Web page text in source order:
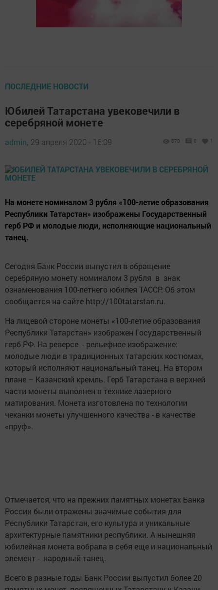
ПОСЛЕДНИЕ НОВОСТИ
Юбилей Татарстана увековечили в
серебряной монете
admin, 29 апреля 2020 - 16:09 870 0 1
На монете номиналом 3 рубля «100-летие образования
Республики Татарстан» изображены Государственный
герб РФ и молодые люди, исполняющие национальный
танец.
Сегодня Банк России выпустил в обращение
серебряную монету номиналом 3 рубля в знак
ознаменования 100-летнего юбилея ТАССР. Об этом
сообщается на сайте http://100tatarstan.ru.
На лицевой стороне монеты «100-летие образования
Республики Татарстан» изображен Государственный
герб РФ. На реверсе - рельефное изображение:
молодые люди в традиционных татарских костюмах,
который исполняют национальный танец. На втором
плане – Казанский кремль. Герб Татарстана в верхней
части монеты выполнен в технике лазерного
матирования. Монета изготовлена по технологии
чеканки монеты улучшенного качества - в качестве
«пруф».
Отмечается, что на прежних памятных монетах Банка
России были отражены значимые события для
Республики Татарстан, его культура и уникальные
архитектурные памятники республики. А нынешняя
юбилейная монета вобрала в себя еще и национальный
элемент - народный танец.
Всего в разные годы Банк России выпустил более 20